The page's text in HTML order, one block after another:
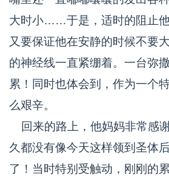
大时小……于是，适时的阻止他
又要保证他在安静的时候不要
的神经线一直紧绷着。一台弥
累！同时也体会到，作为一个
么艰辛。
回来的路上，他妈妈非常感
久都没有像今天这样领到圣体
了！当时特别受触动，刚刚的